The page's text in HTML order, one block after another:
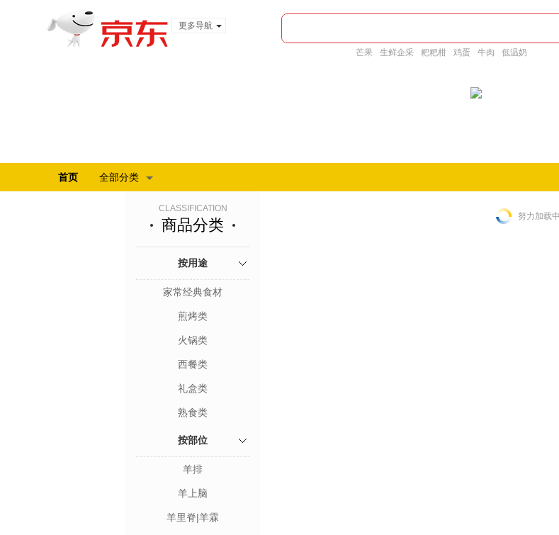
更多导航
芒果 生鲜企采 粑粑柑 鸡蛋 牛肉 低温奶
首页 全部分类
CLASSIFICATION
商品分类
按用途
家常经典食材
煎烤类
火锅类
西餐类
礼盒类
熟食类
按部位
羊排
羊上脑
羊里脊|羊霖
努力加载